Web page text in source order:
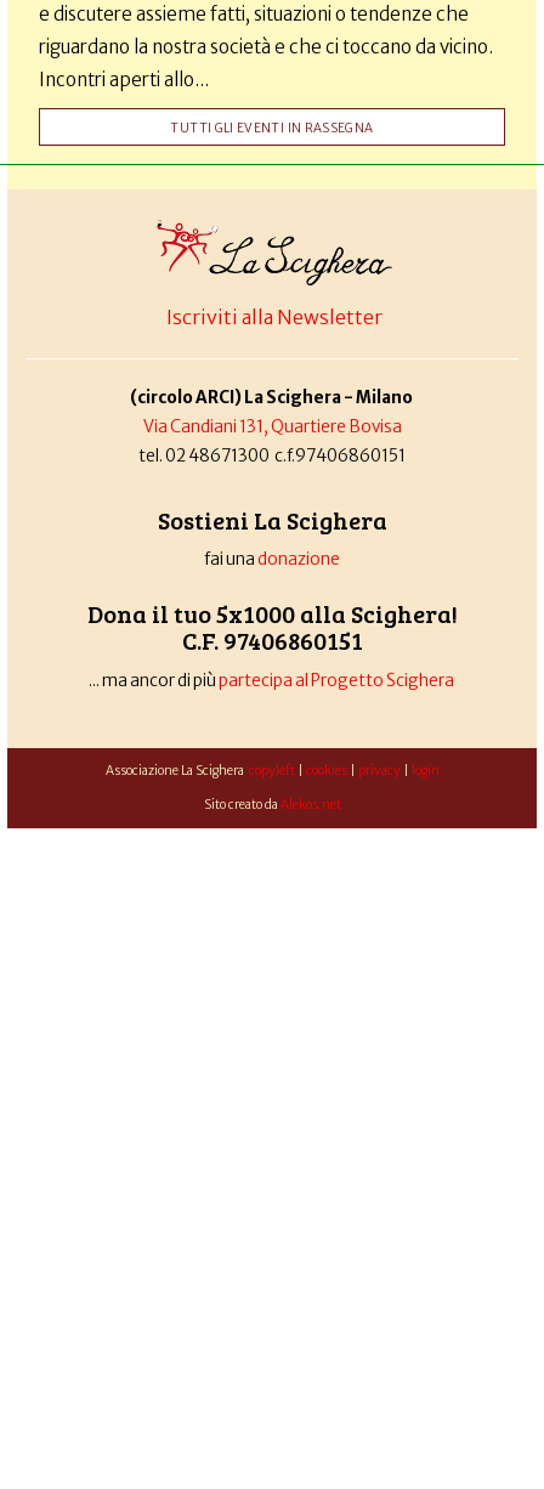
e discutere assieme fatti, situazioni o tendenze che
riguardano la nostra società e che ci toccano da vicino.
Incontri aperti allo...
TUTTI GLI EVENTI IN RASSEGNA
Iscriviti alla Newsletter
(circolo ARCI) La Scighera - Milano
Via Candiani 131, Quartiere Bovisa
tel. 02 48671300 c.f.97406860151
Sostieni La Scighera
fai unadonazione
Dona il tuo 5x1000 alla Scighera!
C.F. 97406860151
... ma ancor di piùpartecipa al Progetto Scighera
Associazione La Scighera copyleft| cookies| privacy| login
Sito creato da Alekos.net